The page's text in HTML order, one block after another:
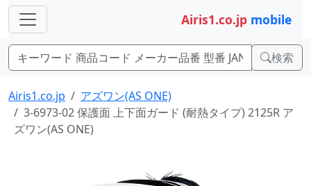
Airis1.co.jp mobile
検索
Airis1.co.jp
アズワン(AS ONE)
3-6973-02 保護面 上下面ガード (耐熱タイプ) 2125R ア
ズワン(AS ONE)